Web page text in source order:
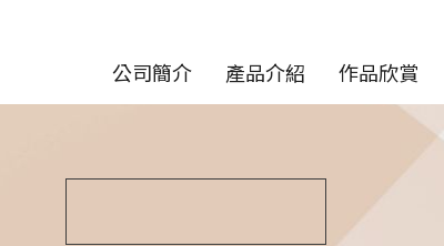
公司簡介 產品介紹 作品欣賞